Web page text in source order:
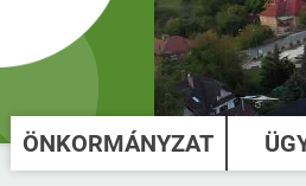
ÖNKORMÁNYZAT